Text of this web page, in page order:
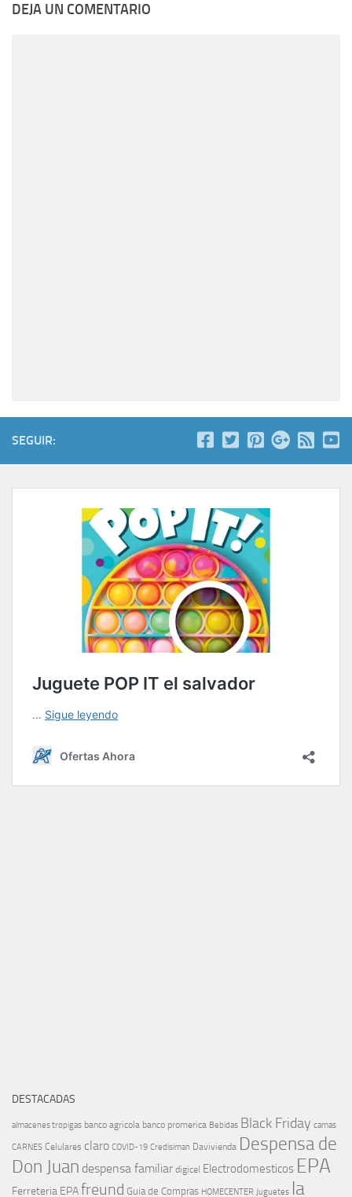
DEJA UN COMENTARIO
SEGUIR:
DESTACADAS
almacenes tropigas banco agricola banco promerica Bebidas Black Friday camas
CARNES Celulares claro COVID-19 Credisiman Davivienda Despensa de
Don Juan despensa familiar digicel Electrodomesticos EPA
Ferreteria EPAfreund Guia de Compras HOMECENTER Juguetes la